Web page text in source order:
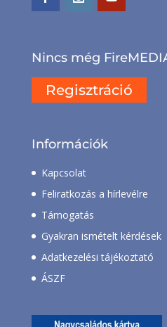
Nincs még
Regisztráció
Információk
Kapcsolat
Feliratkozás a hírlevélre
Támogatás
Gyakran ismételt kérdések
Adatkezelési tájékoztató
ÁSZF